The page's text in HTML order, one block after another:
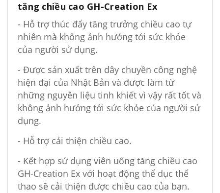
tăng chiều cao GH-Creation Ex
- Hỗ trợ thúc đẩy tăng trưởng chiều cao tự
nhiên mà không ảnh hưởng tới sức khỏe
của người sử dụng.
- Được sản xuất trên dây chuyền công nghệ
hiện đại của Nhật Bản và được làm từ
những nguyên liệu tinh khiết vì vậy rất tốt và
không ảnh hưởng tới sức khỏe của người sử
dụng.
- Hỗ trợ cải thiện chiều cao.
- Kết hợp sử dụng viên uống tăng chiều cao
GH-Creation Ex với hoạt động thể dục thể
thao sẽ cải thiện được chiều cao của bạn.